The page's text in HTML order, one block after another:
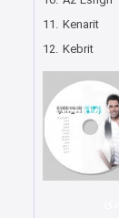
11. Kenarit
12. Kebrit